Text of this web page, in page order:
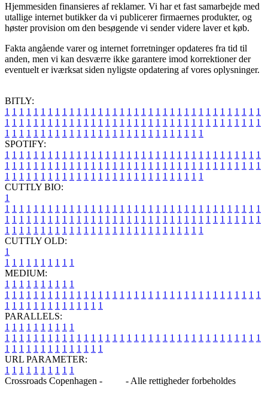
Hjemmesiden finansieres af reklamer. Vi har et fast samarbejde med
utallige internet butikker da vi publicerer firmaernes produkter, og
høster provision om den besøgende vi sender videre laver et køb.
Fakta angående varer og internet forretninger opdateres fra tid til
anden, men vi kan desværre ikke garantere imod korrektioner der
eventuelt er iværksat siden nyligste opdatering af vores oplysninger.
BITLY:
1 1 1 1 1 1 1 1 1 1 1 1 1 1 1 1 1 1 1 1 1 1 1 1 1 1 1 1 1 1 1 1 1 1 1 1
1 1 1 1 1 1 1 1 1 1 1 1 1 1 1 1 1 1 1 1 1 1 1 1 1 1 1 1 1 1 1 1 1 1 1 1
1 1 1 1 1 1 1 1 1 1 1 1 1 1 1 1 1 1 1 1 1 1 1 1 1 1 1 1
SPOTIFY:
1 1 1 1 1 1 1 1 1 1 1 1 1 1 1 1 1 1 1 1 1 1 1 1 1 1 1 1 1 1 1 1 1 1 1 1
1 1 1 1 1 1 1 1 1 1 1 1 1 1 1 1 1 1 1 1 1 1 1 1 1 1 1 1 1 1 1 1 1 1 1 1
1 1 1 1 1 1 1 1 1 1 1 1 1 1 1 1 1 1 1 1 1 1 1 1 1 1 1 1
CUTTLY BIO:
1
1 1 1 1 1 1 1 1 1 1 1 1 1 1 1 1 1 1 1 1 1 1 1 1 1 1 1 1 1 1 1 1 1 1 1 1
1 1 1 1 1 1 1 1 1 1 1 1 1 1 1 1 1 1 1 1 1 1 1 1 1 1 1 1 1 1 1 1 1 1 1 1
1 1 1 1 1 1 1 1 1 1 1 1 1 1 1 1 1 1 1 1 1 1 1 1 1 1 1 1
CUTTLY OLD:
1
1 1 1 1 1 1 1 1 1 1
MEDIUM:
1 1 1 1 1 1 1 1 1 1
1 1 1 1 1 1 1 1 1 1 1 1 1 1 1 1 1 1 1 1 1 1 1 1 1 1 1 1 1 1 1 1 1 1 1 1
1 1 1 1 1 1 1 1 1 1 1 1 1 1
PARALLELS:
1 1 1 1 1 1 1 1 1 1
1 1 1 1 1 1 1 1 1 1 1 1 1 1 1 1 1 1 1 1 1 1 1 1 1 1 1 1 1 1 1 1 1 1 1 1
1 1 1 1 1 1 1 1 1 1 1 1 1 1
URL PARAMETER:
1 1 1 1 1 1 1 1 1 1
Crossroads Copenhagen -
- Alle rettigheder forbeholdes